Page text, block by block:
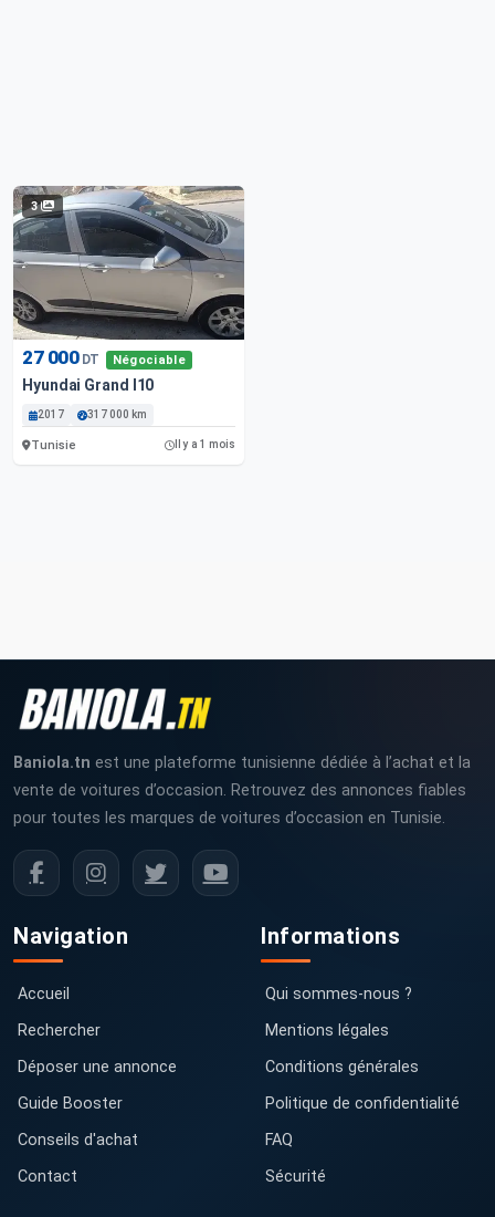
3
27 000 DT Négociable
Hyundai Grand I10
2017 317 000 km
Tunisie Il y a 1 mois
Baniola.tn est une plateforme tunisienne dédiée à l’achat et la
vente de voitures d’occasion. Retrouvez des annonces fiables
pour toutes les marques de voitures d’occasion en Tunisie.
Navigation
Accueil
Rechercher
Déposer une annonce
Guide Booster
Conseils d'achat
Contact
Informations
Qui sommes-nous ?
Mentions légales
Conditions générales
Politique de confidentialité
FAQ
Sécurité